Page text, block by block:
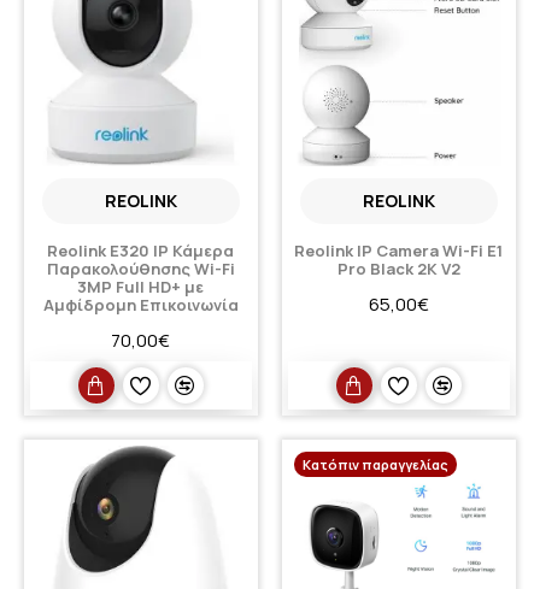
REOLINK
Reolink E320 IP Κάμερα
Παρακολούθησης Wi-Fi
3MP Full HD+ με
Αμφίδρομη Επικοινωνία
70,00€
REOLINK
Reolink IP Camera Wi-Fi E1
Pro Black 2K V2
65,00€
Κατόπιν παραγγελίας